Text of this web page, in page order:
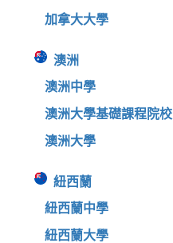
加拿大大學
澳洲
澳洲中學
澳洲大學基礎課程院校
澳洲大學
紐西蘭
紐西蘭中學
紐西蘭大學